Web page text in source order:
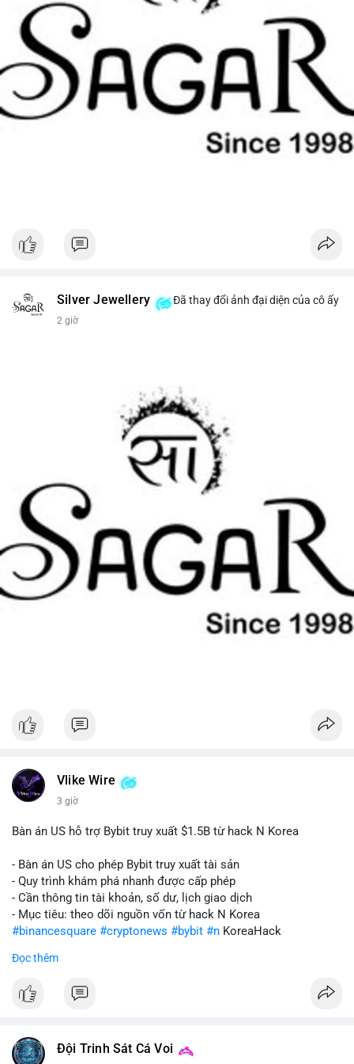
Silver Jewellery Đã thay đổi ảnh đại diện của cô ấy
2 giờ
Vlike Wire
3 giờ
Bàn án US hỗ trợ Bybit truy xuất $1.5B từ hack N Korea
- Bàn án US cho phép Bybit truy xuất tài sản
- Quy trình khám phá nhanh được cấp phép
- Cần thông tin tài khoản, số dư, lịch giao dịch
- Mục tiêu: theo dõi nguồn vốn từ hack N Korea
#binancesquare #cryptonews #bybit #n KoreaHack
$btc $eth
#vlikevn #titanbot
Đọc thêm
Đội Trinh Sát Cá Voi